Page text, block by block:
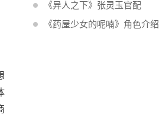
《异人之下》张灵玉官配
《药屋少女的呢喃》角色介绍